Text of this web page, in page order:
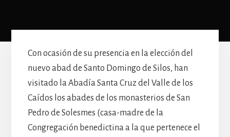
Con ocasión de su presencia en la elección del
nuevo abad de Santo Domingo de Silos, han
visitado la Abadía Santa Cruz del Valle de los
Caídos los abades de los monasterios de San
Pedro de Solesmes (casa-madre de la
Congregación benedictina a la que pertenece el